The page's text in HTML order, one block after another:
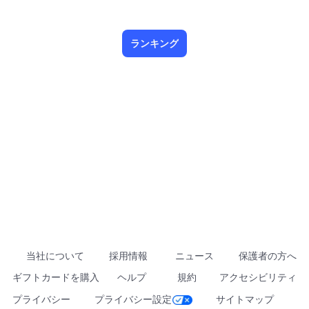
ランキング
当社について 採用情報 ニュース
保護者の方へ
ギフトカードを購入
ヘルプ 規約
アクセシビリティ
プライバシー
プライバシー設定 サイトマップ